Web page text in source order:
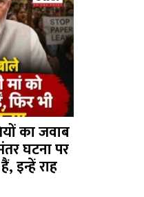
का जवाब
घटना पर
इन्हें राह